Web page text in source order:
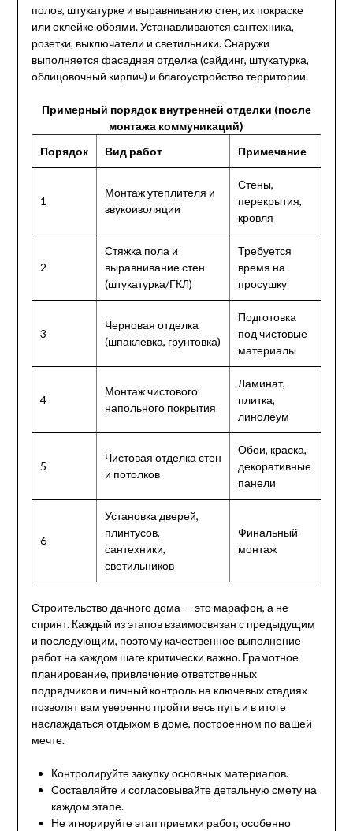
полов, штукатурке и выравниванию стен, их покраске
или оклейке обоями. Устанавливаются сантехника,
розетки, выключатели и светильники. Снаружи
выполняется фасадная отделка (сайдинг, штукатурка,
облицовочный кирпич) и благоустройство территории.
Примерный порядок внутренней отделки (после
монтажа коммуникаций)
Порядок
Вид работ Примечание
1
Монтаж утеплителя и
звукоизоляции
Стены,
перекрытия,
кровля
2
Стяжка пола и
выравнивание стен
(штукатурка/ГКЛ)
Требуется
время на
просушку
3
Черновая отделка
(шпаклевка, грунтовка)
Подготовка
под чистовые
материалы
4
Монтаж чистового
напольного покрытия
Ламинат,
плитка,
линолеум
5
Чистовая отделка стен
и потолков
Обои, краска,
декоративные
панели
6
Установка дверей,
плинтусов,
сантехники,
светильников
Финальный
монтаж
Строительство дачного дома — это марафон, а не
спринт. Каждый из этапов взаимосвязан с предыдущим
и последующим, поэтому качественное выполнение
работ на каждом шаге критически важно. Грамотное
планирование, привлечение ответственных
подрядчиков и личный контроль на ключевых стадиях
позволят вам уверенно пройти весь путь и в итоге
наслаждаться отдыхом в доме, построенном по вашей
мечте.
Контролируйте закупку основных материалов.
Составляйте и согласовывайте детальную смету на
каждом этапе.
Не игнорируйте этап приемки работ, особенно